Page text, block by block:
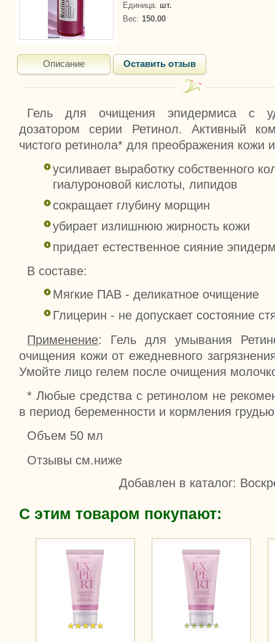
Единица: шт.
Вес: 150.00
Описание Оставить отзыв
Гель для очищения эпидермиса с
дозатором серии Ретинол. Активный
чистого ретинола* для преображения кожи
усиливает выработку собственного
гиалуроновой кислоты, липидов
сокращает глубину морщин
убирает излишнюю жирность кожи
придает естественное сияние
В составе:
Мягкие ПАВ - деликатное очищение
Глицерин - не допускает состояние
Применение: Гель для умывания
очищения кожи от ежедневного
Умойте лицо гелем после очищения
* Любые средства с ретинолом не
в период беременности и кормления
Объем 50 мл
Отзывы см.ниже
Добавлен в каталог:
С этим товаром покупают: